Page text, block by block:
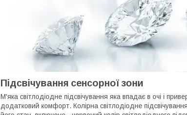
Підсвічування сенсорної зони
М'яка світлодіодне підсвічування яка впадає в очі і
додатковий комфорт. Колірна світлодіодне